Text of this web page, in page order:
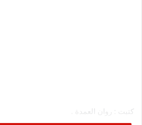
كتبت : روان العمدة .